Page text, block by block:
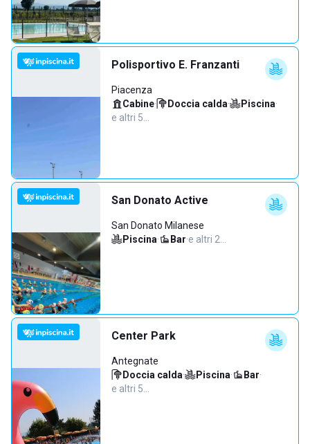
Polisportivo E. Franzanti
Piacenza
Cabine· Doccia calda· Piscina·
e altri 5…
San Donato Active
San Donato Milanese
Piscina· Bar·e altri 2…
Center Park
Antegnate
Doccia calda· Piscina· Bar·
e altri 5…